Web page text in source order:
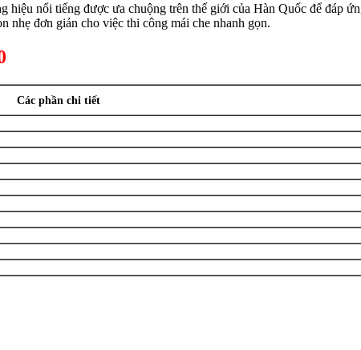
nổi tiếng được ưa chuộng trên thế giới của Hàn Quốc để đáp
nhẹ đơn giản cho việc thi công mái che nhanh gọn.
Các phần chi tiết